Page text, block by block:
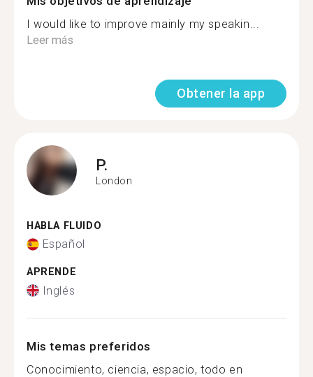
I would like to improve mainly my speakin...
Leer más
Obtener la app
P.
London
HABLA FLUIDO
Español
APRENDE
Inglés
Mis temas preferidos
Conocimiento, ciencia, espacio, todo en